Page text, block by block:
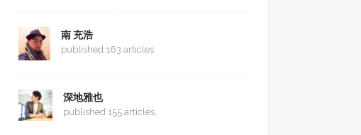
南 充浩
published 163 articles
深地雅也
published 155 articles